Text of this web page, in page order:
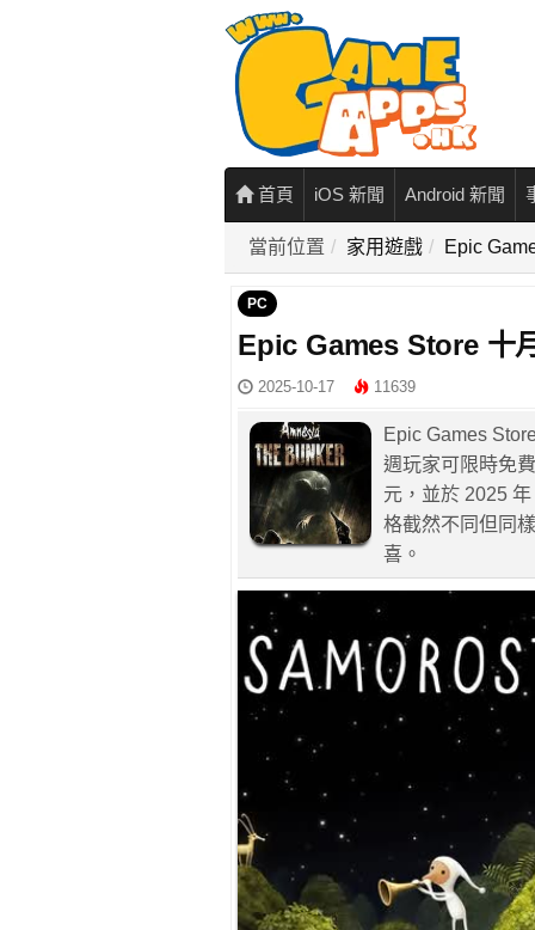
首頁 iOS 新聞 Android 新聞
當前位置 家用遊戲 Epic
PC
Epic Games Store 十
2025-10-17 11639
Epic Games
週玩家可限時免
元，並於 2025
格截然不同但同
喜。